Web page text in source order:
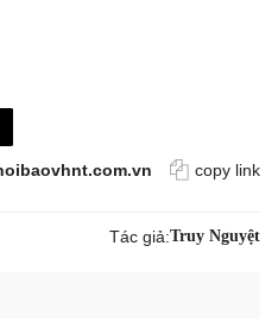
copy link
Tác giả:Truy Nguyệt